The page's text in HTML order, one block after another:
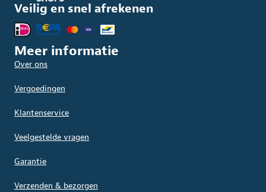
Veilig en snel afrekenen
Meer informatie
Over ons
Vergoedingen
Klantenservice
Veelgestelde vragen
Garantie
Verzenden & bezorgen